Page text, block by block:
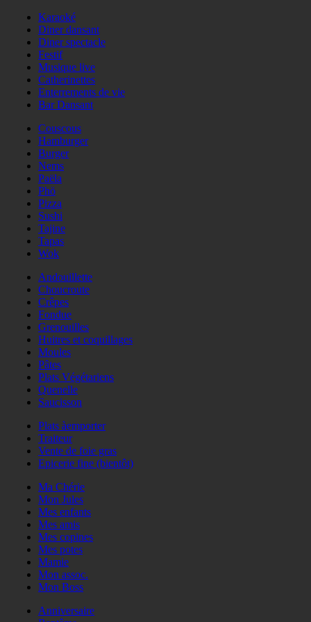
Karaoké
Diner dansant
Diner spectacle
Festif
Musique live
Catherinettes
Enterrements de vie
Bar Dansant
Couscous
Hamburger
Burger
Nems
Paëla
Phö
Pizza
Sushi
Tajine
Tapas
Wok
Andouillette
Choucroute
Crêpes
Fondue
Grenouilles
Huitres et coquillages
Moules
Pâtes
Plats Végétariens
Quenelle
Saucisson
Plats àemporter
Traiteur
Vente de foie gras
Epicerie fine (bientôt)
Ma Chérie
Mon Jules
Mes enfants
Mes amis
Mes copines
Mes potes
Mamie
Mon assoc.
Mon Boss
Anniversaire